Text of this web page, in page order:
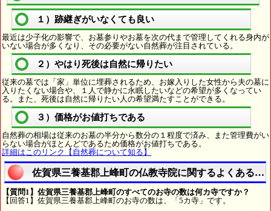
１）跡継ぎがいなくても良い
最近は少子化の影響で、お墓参りやお墓を次の代まで管理してくれる身内が
いない場合が多くなり、その必要がない自然葬が注目されている。
２）やはり死後は自然に帰りたい
従来の墓では「家」単位に埋葬されるため、お嫁入りした女性から夫の墓に
入りたくない場合や、１人で静かに永眠したいなどの希望が多くなってい
る。また、死後は自然に帰りたい人の希望満たすことができる。
３）価格がお値打ちである
自然葬の相場は従来のお墓の半分から数分の１程度で済み、また管理費がい
らない場合がほとんどであるため価格がお値打ちである。
詳細はこのリンク【自然葬について知る】
佐賀県三養基郡上峰町の仏教寺院に関するよくある質
【質問1】佐賀県三養基郡上峰町のすべてのお寺の数は何カ寺ですか？
【回答1】佐賀県三養基郡上峰町のお寺の数は、「5カ寺」です。